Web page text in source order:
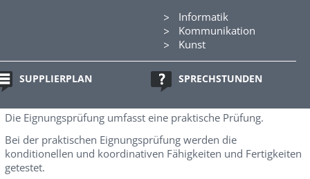
Informatik
Kommunikation
Kunst
SPRECHSTUNDEN
SUPPLIERPLAN
Folder Linz
EIGNUNGSPRÜFUNG für das SPORT-BORG Linz
Allgemeine Informationen zur Anmeldung
Elektronisches Anmeldeformular anzeigen
Die Eignungsprüfung umfasst eine praktische Prüfung.
Bei der praktischen Eignungsprüfung werden die
konditionellen und koordinativen Fähigkeiten und Fertigkeiten
getestet.